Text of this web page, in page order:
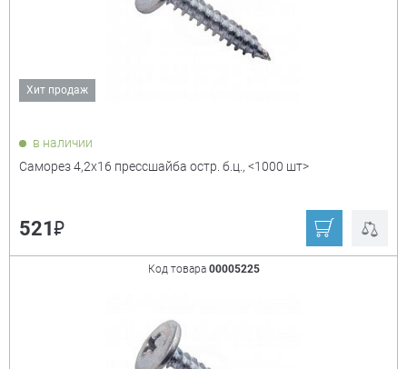
Показать только
Хит продаж
в наличии
Саморез 4,2х16 прессшайба остр. б.ц., <1000 шт>
521₽
Код товара 00005225